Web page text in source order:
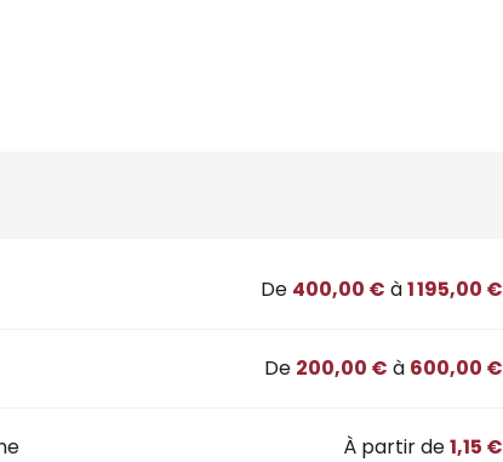
De 400,00 € à1 195,00 €
De 200,00 € à 600,00 €
À partir de1,15 €